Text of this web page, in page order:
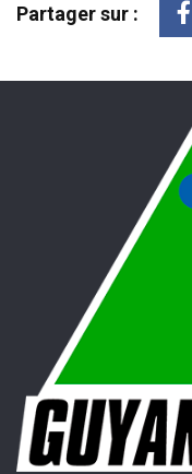
Partager sur :